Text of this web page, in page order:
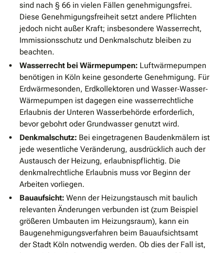
sind nach § 66 in vielen Fällen genehmigungsfrei.
Diese Genehmigungsfreiheit setzt andere Pflichten
jedoch nicht außer Kraft; insbesondere Wasserrecht,
Immissionsschutz und Denkmalschutz bleiben zu
beachten.
Wasserrecht bei Wärmepumpen: Luftwärmepumpen
benötigen in Köln keine gesonderte Genehmigung. Für
Erdwärmesonden, Erdkollektoren und Wasser‐Wasser‐
Wärmepumpen ist dagegen eine wasserrechtliche
Erlaubnis der Unteren Wasserbehörde erforderlich,
bevor gebohrt oder Grundwasser genutzt wird.
Denkmalschutz: Bei eingetragenen Baudenkmälern ist
jede wesentliche Veränderung, ausdrücklich auch der
Austausch der Heizung, erlaubnispflichtig. Die
denkmalrechtliche Erlaubnis muss vor Beginn der
Arbeiten vorliegen.
Bauaufsicht: Wenn der Heizungstausch mit baulich
relevanten Änderungen verbunden ist (zum Beispiel
größeren Umbauten im Heizungsraum), kann ein
Baugenehmigungsverfahren beim Bauaufsichtsamt
der Stadt Köln notwendig werden. Ob dies der Fall ist,